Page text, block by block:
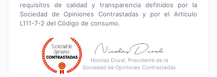
requisitos de calidad y transparencia definidos por la
Sociedad de Opiniones Contrastadas y por el Artículo
L111-7-2 del Código de consumo.
Nicolas Duval, Presidente de la
Sociedad de Opiniones Contrastadas